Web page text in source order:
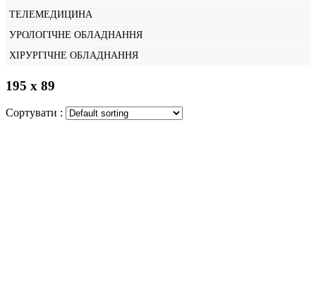
ТЕЛЕМЕДИЦИНА
УРОЛОГІЧНЕ ОБЛАДНАННЯ
ХІРУРГІЧНЕ ОБЛАДНАННЯ
195 х 89
Сортувати :